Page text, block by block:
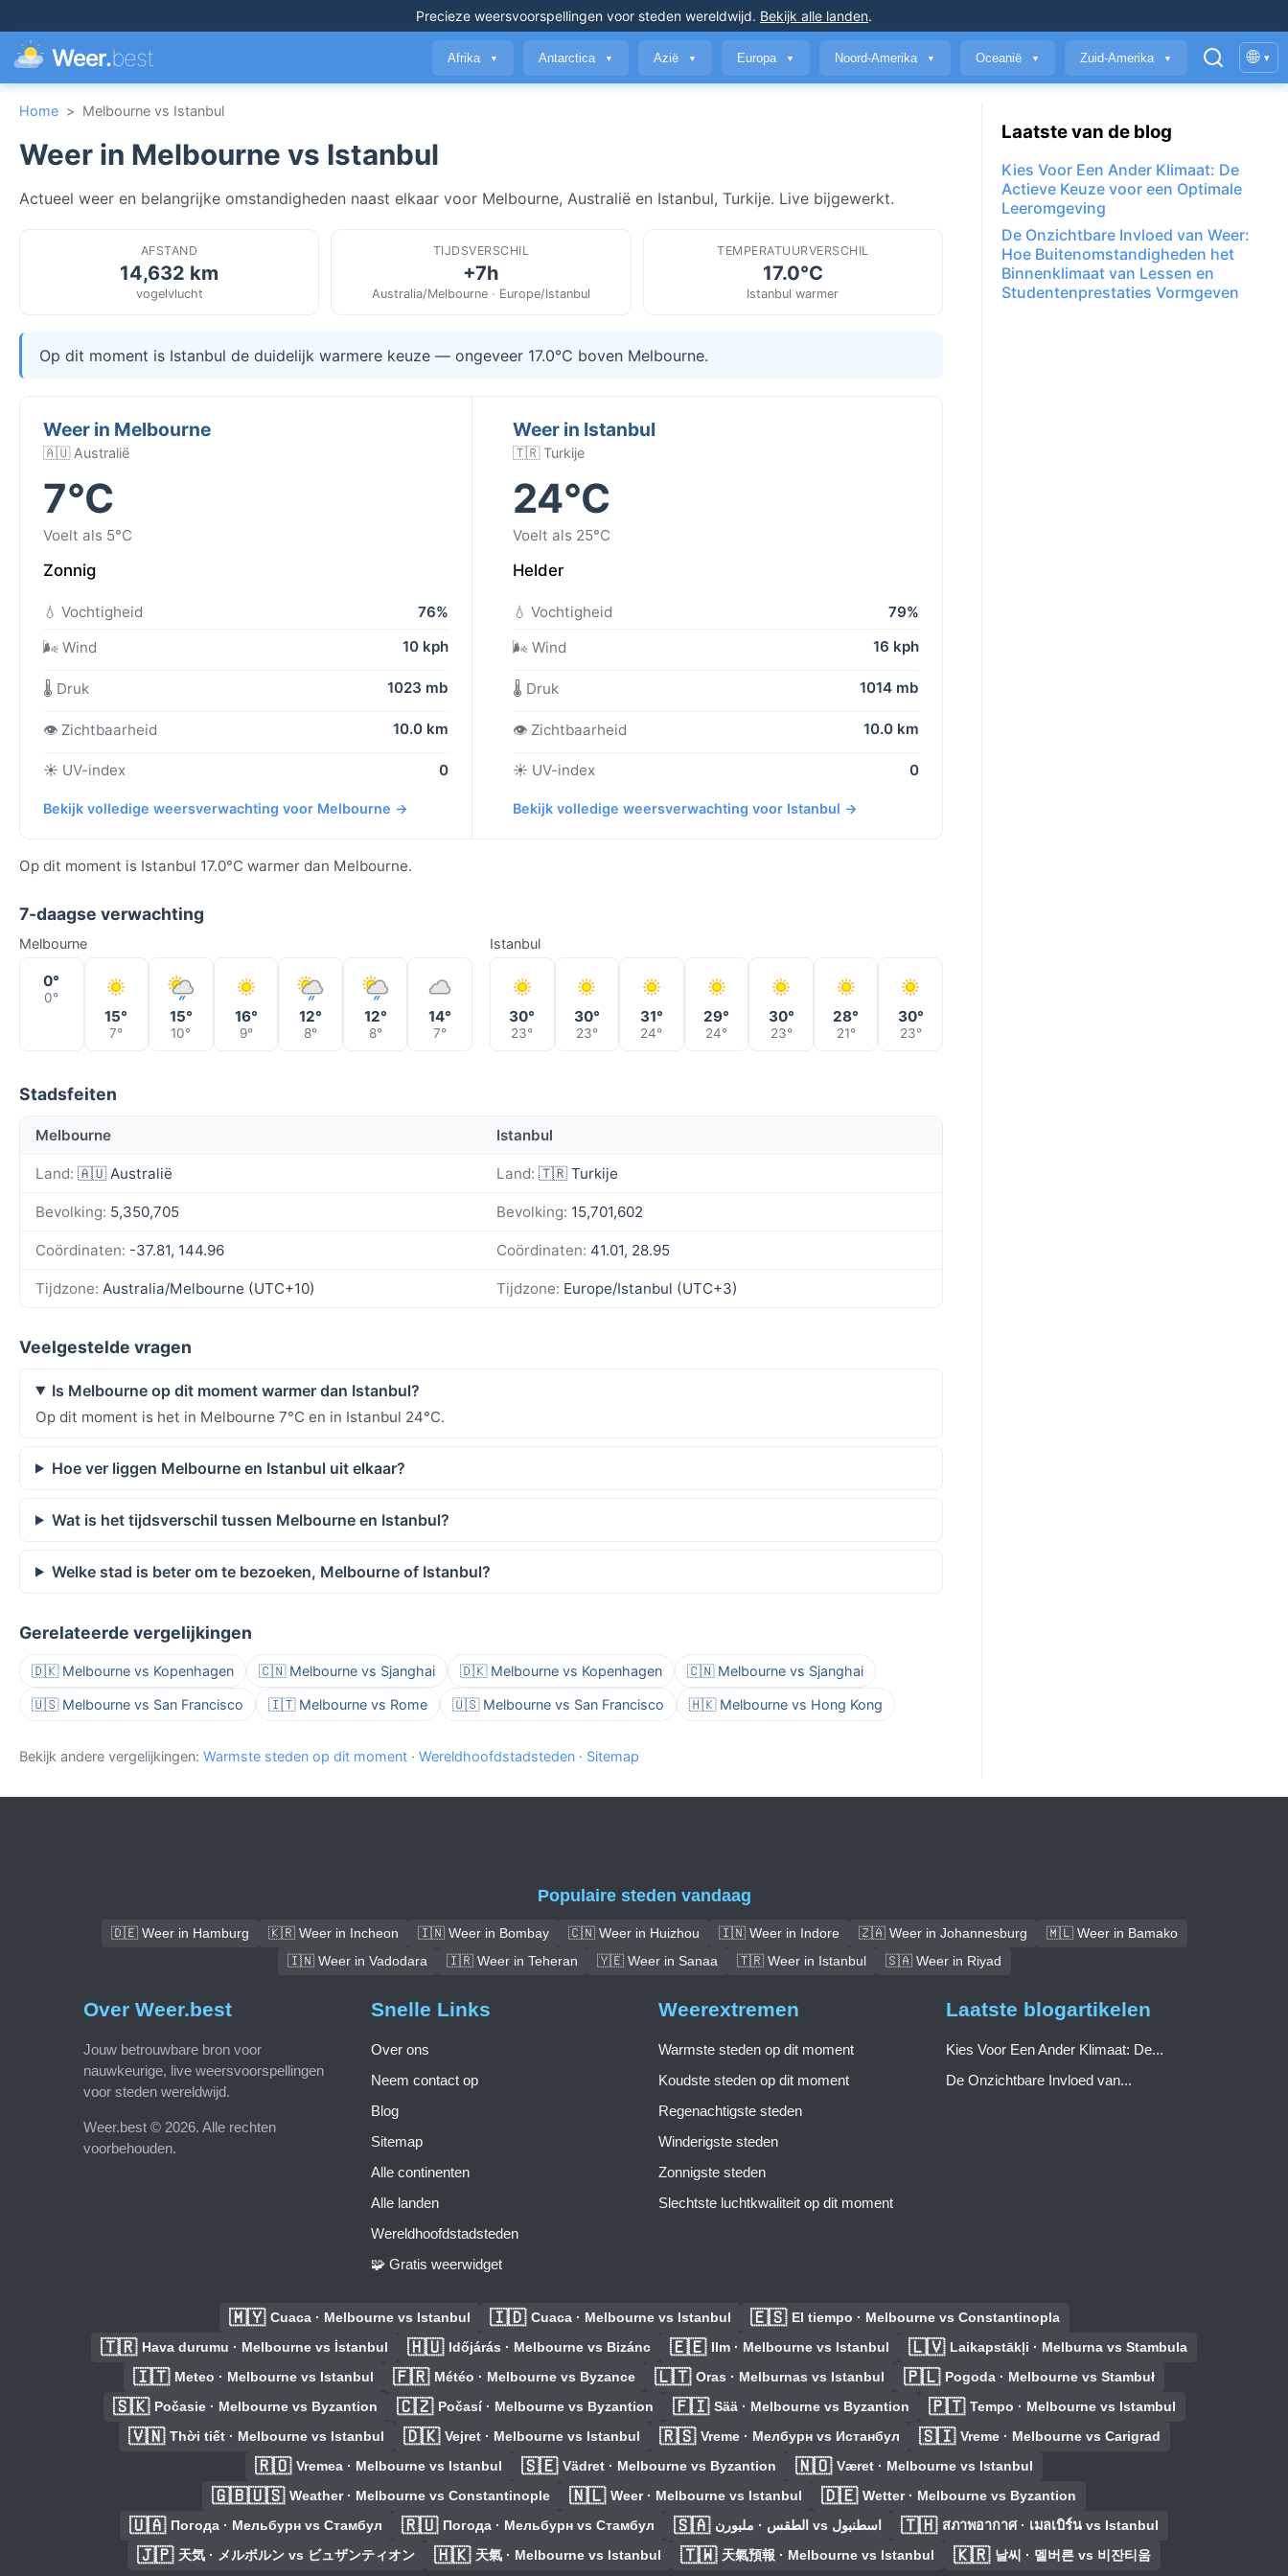
Precieze weersvoorspellingen voor steden wereldwijd. Bekijk alle landen.
Weer.best Afrika ▼ Antarctica ▼ Azië ▼ Europa ▼ Noord-Amerika ▼ Oceanië ▼ Zuid-Amerika ▼ 🌐 ▾
Home > Melbourne vs Istanbul
Weer in Melbourne vs Istanbul
Actueel weer en belangrijke omstandigheden naast elkaar voor Melbourne, Australië en Istanbul, Turkije. Live bijgewerkt.
AFSTAND
14,632 km
vogelvlucht
TIJDSVERSCHIL
+7h
Australia/Melbourne · Europe/Istanbul
TEMPERATUURVERSCHIL
17.0°C
Istanbul warmer
Op dit moment is Istanbul de duidelijk warmere keuze — ongeveer 17.0°C boven Melbourne.
Weer in Melbourne
🇦🇺 Australië
7°C
Voelt als 5°C
Zonnig
💧 Vochtigheid
76%
🌬️ Wind
10 kph
🌡️ Druk 1023 mb
👁️ Zichtbaarheid 10.0 km
☀️ UV-index 0
Bekijk volledige weersverwachting voor Melbourne →
Weer in Istanbul
🇹🇷 Turkije
24°C
Voelt als 25°C
Helder
💧 Vochtigheid
79%
🌬️ Wind
16 kph
🌡️ Druk 1014 mb
👁️ Zichtbaarheid 10.0 km
☀️ UV-index 0
Bekijk volledige weersverwachting voor Istanbul →
Op dit moment is Istanbul 17.0°C warmer dan Melbourne.
7-daagse verwachting
Melbourne
0°
0°
15°
7°
15°
10°
16°
9°
12°
8°
12°
8°
14°
7°
Istanbul
30°
23°
30°
23°
31°
24°
29°
24°
30°
23°
28°
21°
30°
23°
Stadsfeiten
Melbourne Istanbul
Land: 🇦🇺 Australië Land: 🇹🇷 Turkije
Bevolking: 5,350,705 Bevolking: 15,701,602
Coördinaten: -37.81, 144.96 Coördinaten: 41.01, 28.95
Tijdzone: Australia/Melbourne (UTC+10) Tijdzone: Europe/Istanbul (UTC+3)
Veelgestelde vragen
Is Melbourne op dit moment warmer dan Istanbul?
Op dit moment is het in Melbourne 7°C en in Istanbul 24°C.
Hoe ver liggen Melbourne en Istanbul uit elkaar?
Wat is het tijdsverschil tussen Melbourne en Istanbul?
Welke stad is beter om te bezoeken, Melbourne of Istanbul?
Gerelateerde vergelijkingen
🇩🇰 Melbourne vs Kopenhagen 🇨🇳 Melbourne vs Sjanghai 🇩🇰 Melbourne vs Kopenhagen 🇨🇳 Melbourne vs Sjanghai
🇺🇸 Melbourne vs San Francisco 🇮🇹 Melbourne vs Rome 🇺🇸 Melbourne vs San Francisco 🇭🇰 Melbourne vs Hong Kong
Bekijk andere vergelijkingen: Warmste steden op dit moment · Wereldhoofdstadsteden · Sitemap
Laatste van de blog
Kies Voor Een Ander Klimaat: De
Actieve Keuze voor een Optimale
Leeromgeving
De Onzichtbare Invloed van Weer:
Hoe Buitenomstandigheden het
Binnenklimaat van Lessen en
Studentenprestaties Vormgeven
Populaire steden vandaag
🇩🇪 Weer in Hamburg 🇰🇷 Weer in Incheon 🇮🇳 Weer in Bombay 🇨🇳 Weer in Huizhou 🇮🇳 Weer in Indore 🇿🇦 Weer in Johannesburg
🇲🇱 Weer in Bamako
🇮🇳 Weer in Vadodara
🇮🇷 Weer in Teheran 🇾🇪 Weer in Sanaa 🇹🇷 Weer in Istanbul 🇸🇦 Weer in Riyad
Over Weer.best
Jouw betrouwbare bron voor
nauwkeurige, live weersvoorspellingen
voor steden wereldwijd.
Weer.best © 2026. Alle rechten
voorbehouden.
Snelle Links
Over ons
Neem contact op
Blog
Sitemap
Alle continenten
Alle landen
Wereldhoofdstadsteden
🧩 Gratis weerwidget
Weerextremen
Warmste steden op dit moment
Koudste steden op dit moment
Regenachtigste steden
Winderigste steden
Zonnigste steden
Slechtste luchtkwaliteit op dit moment
Laatste blogartikelen
Kies Voor Een Ander Klimaat: De...
De Onzichtbare Invloed van...
🇲🇾 Cuaca · Melbourne vs Istanbul 🇮🇩 Cuaca · Melbourne vs Istanbul 🇪🇸 El tiempo · Melbourne vs Constantinopla
🇹🇷 Hava durumu · Melbourne vs İstanbul 🇭🇺 Időjárás · Melbourne vs Bizánc 🇪🇪 Ilm · Melbourne vs Istanbul 🇱🇻 Laikapstākļi · Melburna vs Stambula
🇮🇹 Meteo · Melbourne vs Istanbul 🇫🇷 Météo · Melbourne vs Byzance 🇱🇹 Oras · Melburnas vs Istanbul 🇵🇱 Pogoda · Melbourne vs Stambuł
🇸🇰 Počasie · Melbourne vs Byzantion 🇨🇿 Počasí · Melbourne vs Byzantion 🇫🇮 Sää · Melbourne vs Byzantion 🇵🇹 Tempo · Melbourne vs Istambul
🇻🇳 Thời tiết · Melbourne vs Istanbul 🇩🇰 Vejret · Melbourne vs Istanbul 🇷🇸 Vreme · Мелбурн vs Истанбул 🇸🇮 Vreme · Melbourne vs Carigrad
🇷🇴 Vremea · Melbourne vs Istanbul 🇸🇪 Vädret · Melbourne vs Byzantion 🇳🇴 Været · Melbourne vs Istanbul
🇬🇧🇺🇸 Weather · Melbourne vs Constantinople 🇳🇱 Weer · Melbourne vs Istanbul 🇩🇪 Wetter · Melbourne vs Byzantion
🇺🇦 Погода · Мельбурн vs Стамбул 🇷🇺 Погода · Мельбурн vs Стамбул 🇸🇦 الطقس · ملبورن vs اسطنبول 🇹🇭 สภาพอากาศ · เมลเบิร์น vs Istanbul
🇯🇵 天気 · メルボルン vs ビュザンティオン 🇭🇰 天氣 · Melbourne vs Istanbul 🇹🇼 天氣預報 · Melbourne vs Istanbul 🇰🇷 날씨 · 멜버른 vs 비잔티움